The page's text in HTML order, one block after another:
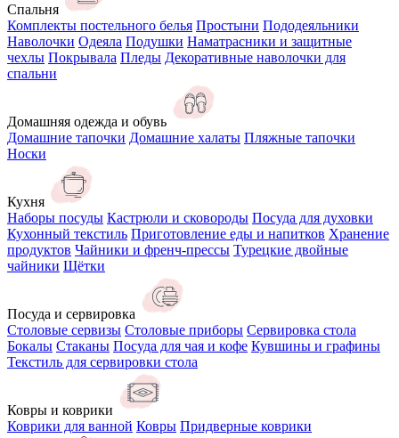
Спальня
Комплекты постельного белья Простыни Пододеяльники
Наволочки Одеяла Подушки Наматрасники и защитные
чехлы Покрывала Пледы Декоративные наволочки для
спальни
Домашняя одежда и обувь
Домашние тапочки Домашние халаты Пляжные тапочки
Носки
Кухня
Наборы посуды Кастрюли и сковороды Посуда для духовки
Кухонный текстиль Приготовление еды и напитков Хранение
продуктов Чайники и френч-прессы Турецкие двойные
чайники Щётки
Посуда и сервировка
Столовые сервизы Столовые приборы Сервировка стола
Бокалы Стаканы Посуда для чая и кофе Кувшины и графины
Текстиль для сервировки стола
Ковры и коврики
Коврики для ванной Ковры Придверные коврики